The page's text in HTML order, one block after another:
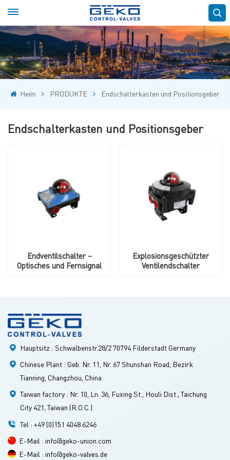
Heim PRODUKTE Endschalterkasten und Positionsgeber
Endschalterkasten und Positionsgeber
Endventilschalter –
Optisches und Fernsignal
Explosionsgeschützter
Ventilendschalter
Hauptsitz : Schwalbenstr.28/2 70794 Filderstadt Germany
Chinese Plant : Geb. Nr. 11, Nr. 67 Shunshan Road, Bezirk
Tianning, Changzhou, China
Taiwan factory : Nr. 10, Ln. 36, Fuxing St., Houli Dist., Taichung
City 421, Taiwan (R.O.C.)
Tel : +49 (0)151 4048 6246
E-Mail : info@geko-union.com
E-Mail : info@geko-valves.de